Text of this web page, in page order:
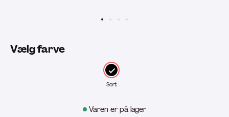
Varen er på lager
Vælg farve
Sort